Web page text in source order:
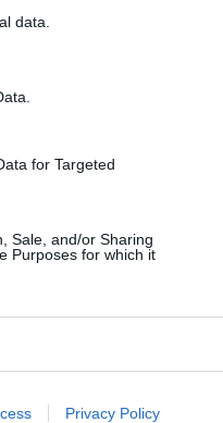
data.
for Targeted
Sale, and/or Sharing
Purposes for which it
Privacy Policy